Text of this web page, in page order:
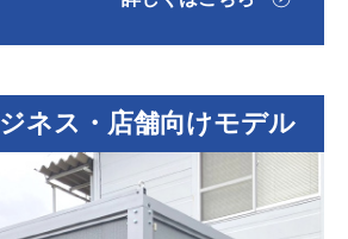
ネス・店舗向けモデル